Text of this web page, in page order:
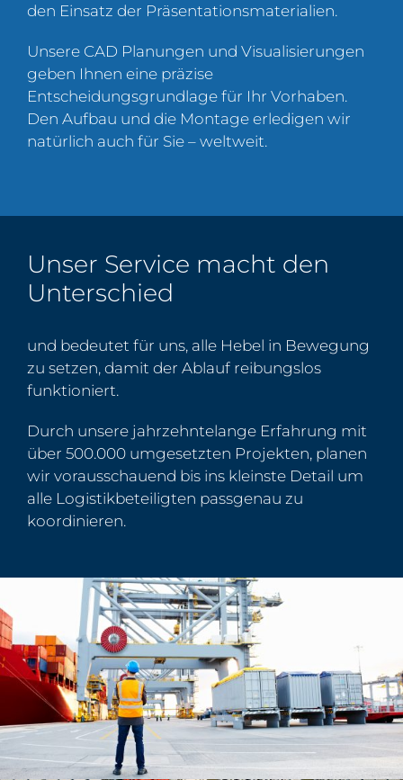
den Einsatz der Präsentationsmaterialien.
Unsere CAD Planungen und Visualisierungen
geben Ihnen eine präzise
Entscheidungsgrundlage für Ihr Vorhaben.
Den Aufbau und die Montage erledigen wir
natürlich auch für Sie – weltweit.
Unser Service macht den
Unterschied
und bedeutet für uns, alle Hebel in Bewegung
zu setzen, damit der Ablauf reibungslos
funktioniert.
Durch unsere jahrzehntelange Erfahrung mit
über 500.000 umgesetzten Projekten, planen
wir vorausschauend bis ins kleinste Detail um
alle Logistikbeteiligten passgenau zu
koordinieren.